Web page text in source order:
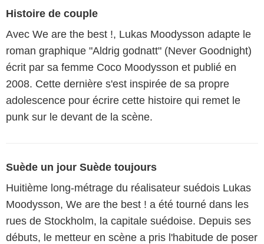
Histoire de couple
Avec We are the best !, Lukas Moodysson adapte le
roman graphique "Aldrig godnatt" (Never Goodnight)
écrit par sa femme Coco Moodysson et publié en
2008. Cette dernière s'est inspirée de sa propre
adolescence pour écrire cette histoire qui remet le
punk sur le devant de la scène.
Suède un jour Suède toujours
Huitième long-métrage du réalisateur suédois Lukas
Moodysson, We are the best ! a été tourné dans les
rues de Stockholm, la capitale suédoise. Depuis ses
débuts, le metteur en scène a pris l'habitude de poser